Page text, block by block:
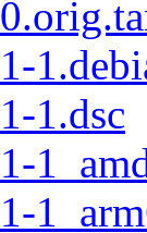
1.dsc